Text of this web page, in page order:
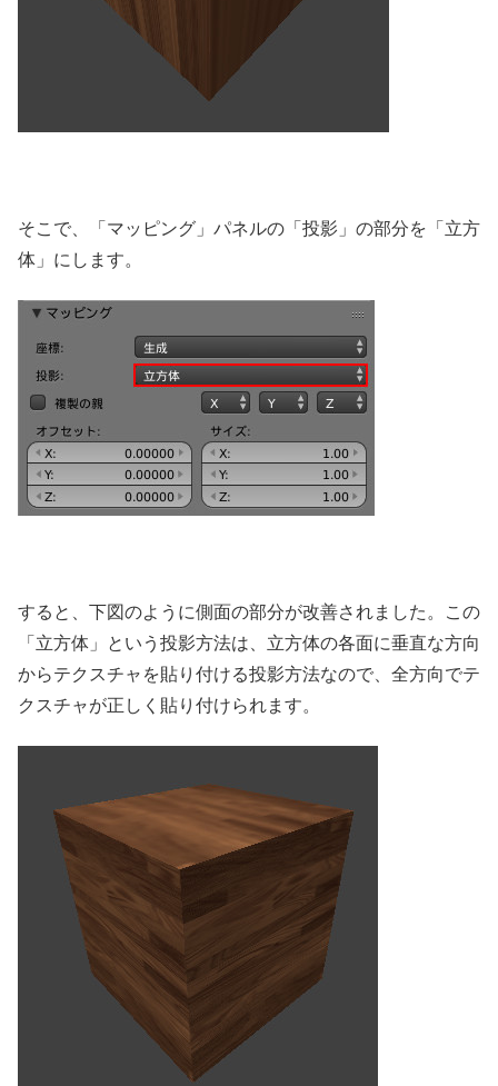
そこで、「マッピング」パネルの「投影」の部分を「立方
体」にします。
すると、下図のように側面の部分が改善されました。この
「立方体」という投影方法は、立方体の各面に垂直な方向
からテクスチャを貼り付ける投影方法なので、全方向でテ
クスチャが正しく貼り付けられます。